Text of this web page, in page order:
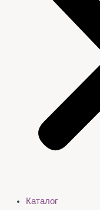
Каталог